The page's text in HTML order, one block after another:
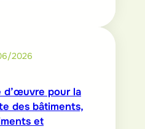
2026
d’œuvre pour la
des bâtiments,
et